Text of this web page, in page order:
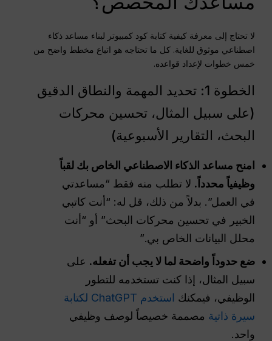
لا تحتاج إلى معرفة كيفية كتابة كود كمبيوتر لبناء مساعد ذكاء
اصطناعي موثوق للغاية. كل ما تحتاجه هو اتباع مخطط واضح من
خمس خطوات لإعداد قواعده.
الخطوة 1: تحديد المهمة والنطاق الدقيق
(على سبيل المثال، تحسين محركات
البحث، التقارير الأسبوعية)
امنح مساعد الذكاء الاصطناعي الخاص بك لقباً
وظيفياً محدداً. لا تطلب منه فقط “مساعدتي
في العمل”. بدلاً من ذلك، قل له: “أنت كاتبي
الخبير في تحسين محركات البحث” أو “أنت
محلل البيانات الخاص بي.”
ضع حدوداً واضحة لما لا يجب أن تفعله. على
سبيل المثال، إذا كنت تستخدمه للتطور
الوظيفي، فيمكنك
استخدم ChatGPT لكتابة
سيرة ذاتية مصممة خصيصاً لوصف وظيفي
واحد.